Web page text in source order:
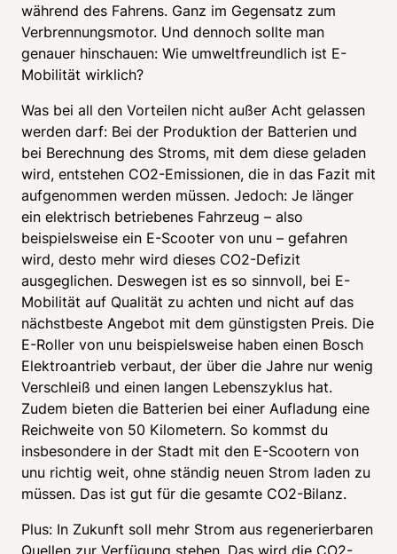
während des Fahrens. Ganz im Gegensatz zum
Verbrennungsmotor. Und dennoch sollte man
genauer hinschauen: Wie umweltfreundlich ist E-
Mobilität wirklich?
Was bei all den Vorteilen nicht außer Acht gelassen
werden darf: Bei der Produktion der Batterien und
bei Berechnung des Stroms, mit dem diese geladen
wird, entstehen CO2-Emissionen, die in das Fazit mit
aufgenommen werden müssen. Jedoch: Je länger
ein elektrisch betriebenes Fahrzeug – also
beispielsweise ein E-Scooter von unu – gefahren
wird, desto mehr wird dieses CO2-Defizit
ausgeglichen. Deswegen ist es so sinnvoll, bei E-
Mobilität auf Qualität zu achten und nicht auf das
nächstbeste Angebot mit dem günstigsten Preis. Die
E-Roller von unu beispielsweise haben einen Bosch
Elektroantrieb verbaut, der über die Jahre nur wenig
Verschleiß und einen langen Lebenszyklus hat.
Zudem bieten die Batterien bei einer Aufladung eine
Reichweite von 50 Kilometern. So kommst du
insbesondere in der Stadt mit den E-Scootern von
unu richtig weit, ohne ständig neuen Strom laden zu
müssen. Das ist gut für die gesamte CO2-Bilanz.
Plus: In Zukunft soll mehr Strom aus regenerierbaren